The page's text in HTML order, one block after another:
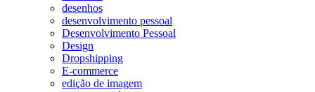
desenhos
desenvolvimento pessoal
Desenvolvimento Pessoal
Design
Dropshipping
E-commerce
edição de imagem